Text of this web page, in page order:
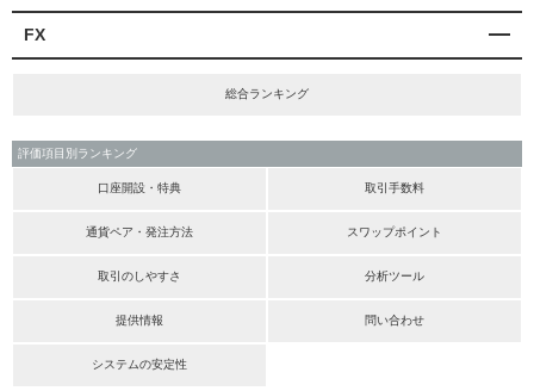
FX
総合ランキング
評価項目別ランキング
口座開設・特典 取引手数料
通貨ペア・発注方法 スワップポイント
取引のしやすさ 分析ツール
提供情報 問い合わせ
システムの安定性